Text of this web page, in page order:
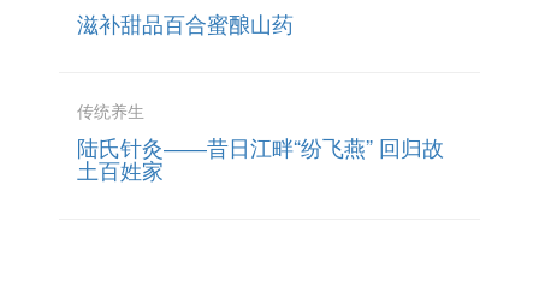
滋补甜品百合蜜酿山药
传统养生
陆氏针灸――昔日江畔“纷飞燕” 回归故
土百姓家